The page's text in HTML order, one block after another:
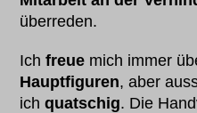
überreden.
Ichfreue mich immer
Hauptfiguren, aber
ichquatschig. Die